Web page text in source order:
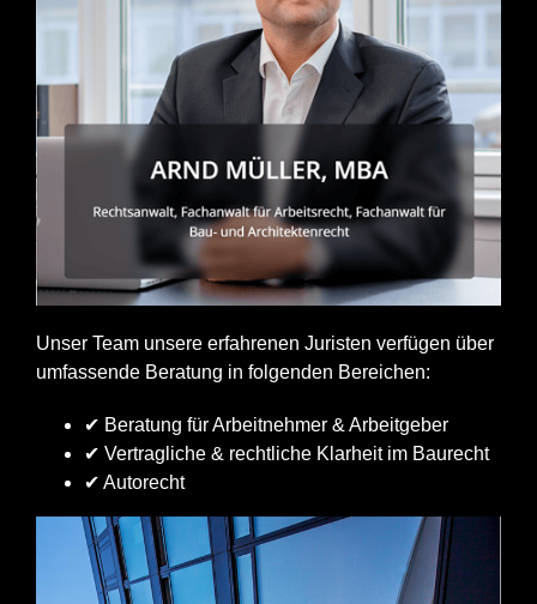
Unser Team unsere erfahrenen Juristen verfügen über
umfassende Beratung in folgenden Bereichen:
✔ Beratung für Arbeitnehmer & Arbeitgeber
✔ Vertragliche & rechtliche Klarheit im Baurecht
✔ Autorecht